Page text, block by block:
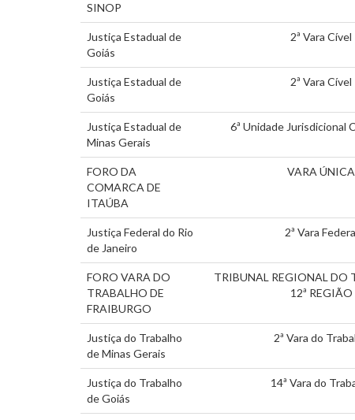
SINOP
Justiça Estadual de
Goiás
2ª Vara Cível
Justiça Estadual de
Goiás
2ª Vara Cível
Justiça Estadual de
Minas Gerais
6ª Unidade Jurisdicional
FORO DA
COMARCA DE
ITAÚBA
VARA ÚNICA
Justiça Federal do Rio
de Janeiro
2ª Vara
FORO VARA DO
TRABALHO DE
FRAIBURGO
TRIBUNAL REGIONAL DO
12ª REGIÃO
Justiça do Trabalho
de Minas Gerais
2ª Vara do
Justiça do Trabalho
de Goiás
14ª Vara do